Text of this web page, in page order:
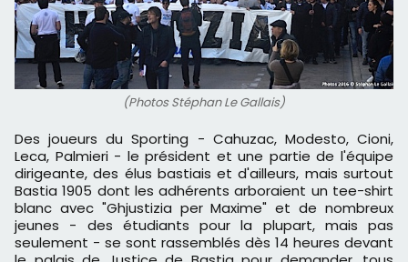
(Photos Stéphan Le Gallais)
Des joueurs du Sporting - Cahuzac, Modesto, Cioni,
Leca, Palmieri - le président et une partie de l'équipe
dirigeante, des élus bastiais et d'ailleurs, mais surtout
Bastia 1905 dont les adhérents arboraient un tee-shirt
blanc avec "Ghjustizia per Maxime" et de nombreux
jeunes - des étudiants pour la plupart, mais pas
seulement - se sont rassemblés dès 14 heures devant